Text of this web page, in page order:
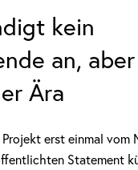
kein
an,
Ära
erst einmal vom
Statement